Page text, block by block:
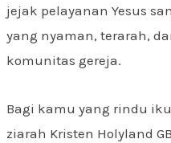
jejak pelayanan Yesus
yang nyaman, terarah,
komunitas gereja.
Bagi kamu yang rindu
ziarah Kristen Holyland